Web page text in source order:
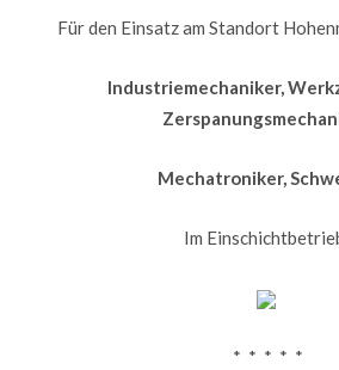
Für den Einsatz am Standort
Industriemechaniker,
Mechatroniker,
Im
* * * * *